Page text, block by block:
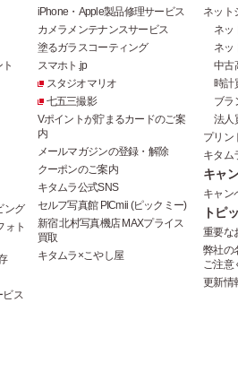
ング
ォト
ビス
iPhone・Apple製品修理サービス
カメラメンテナンスサービス
塗るガラスコーティング
スマホト.jp
スタジオマリオ
七五三撮影
Vポイントが貯まるカードのご案
内
メールマガジンの登録・解除
クーポンのご案内
キタムラ公式SNS
セルフ写真館 PICmii (ピックミー)
新宿 北村写真機店 MAXプライス
買取
キタムラ×こやし屋
ネット
ネッ
ネッ
中古
時計
ブラ
法人
プリン
キタム
キャ
キャン
トピ
重要な
弊社の
ご注意
更新情